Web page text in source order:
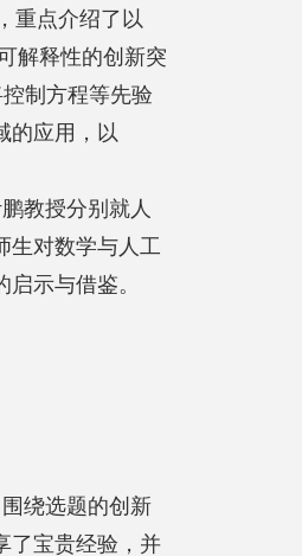
重点介绍了以
解释性的创新突
制方程等先验
的应用，以
教授分别就人
生对数学与人工
示与借鉴。
绕选题的创新
了宝贵经验，并